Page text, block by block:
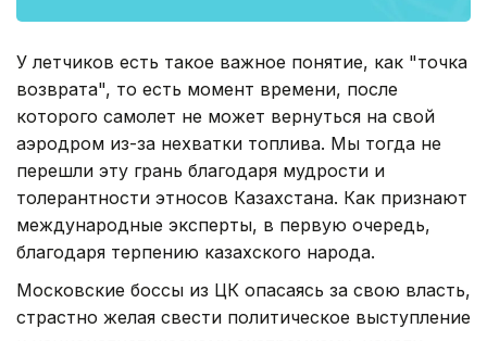
У летчиков есть такое важное понятие, как "точка
возврата", то есть момент времени, после
которого самолет не может вернуться на свой
аэродром из-за нехватки топлива. Мы тогда не
перешли эту грань благодаря мудрости и
толерантности этносов Казахстана. Как признают
международные эксперты, в первую очередь,
благодаря терпению казахского народа.
Московские боссы из ЦК опасаясь за свою власть,
страстно желая свести политическое выступление